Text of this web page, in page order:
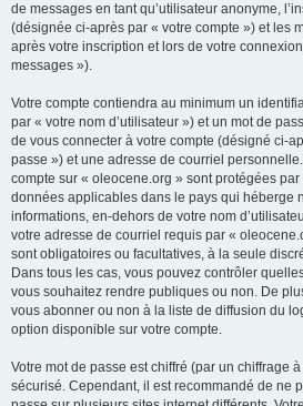
de messages en tant qu’utilisateur anonyme,
(désignée ci-après par « votre compte ») et les
après votre inscription et lors de votre
messages »).
Votre compte contiendra au minimum un
par « votre nom d’utilisateur ») et un mot de
de vous connecter à votre compte (désigné ci-
passe ») et une adresse de courriel
compte sur « oleocene.org » sont protégées
données applicables dans le pays qui héberge
informations, en-dehors de votre nom
votre adresse de courriel requis par «
sont obligatoires ou facultatives, à la seule
Dans tous les cas, vous pouvez contrôler
vous souhaitez rendre publiques ou non. De
vous abonner ou non à la liste de diffusion du
option disponible sur votre compte.
Votre mot de passe est chiffré (par un chiffrage
sécurisé. Cependant, il est recommandé de ne